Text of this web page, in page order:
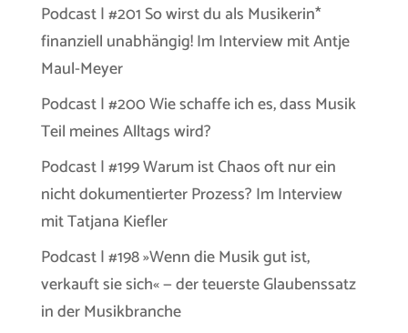
Podcast | #201 So wirst du als Musikerin*
finanziell unabhängig! Im Interview mit Antje
Maul-Meyer
Podcast | #200 Wie schaffe ich es, dass Musik
Teil meines Alltags wird?
Podcast | #199 Warum ist Chaos oft nur ein
nicht dokumentierter Prozess? Im Interview
mit Tatjana Kiefler
Podcast | #198 »Wenn die Musik gut ist,
verkauft sie sich« — der teuerste Glaubenssatz
in der Musikbranche